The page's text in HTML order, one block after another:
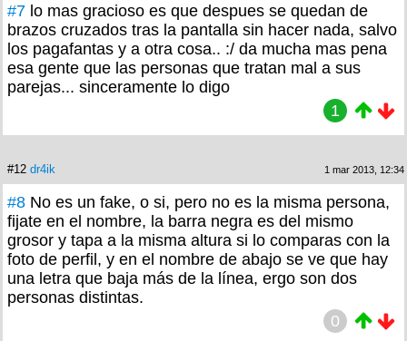
#7 lo mas gracioso es que despues se quedan de
brazos cruzados tras la pantalla sin hacer nada, salvo
los pagafantas y a otra cosa.. :/ da mucha mas pena
esa gente que las personas que tratan mal a sus
parejas... sinceramente lo digo
1
#12 dr4ik 1 mar 2013, 12:34
#8 No es un fake, o si, pero no es la misma persona,
fijate en el nombre, la barra negra es del mismo
grosor y tapa a la misma altura si lo comparas con la
foto de perfil, y en el nombre de abajo se ve que hay
una letra que baja más de la línea, ergo son dos
personas distintas.
0